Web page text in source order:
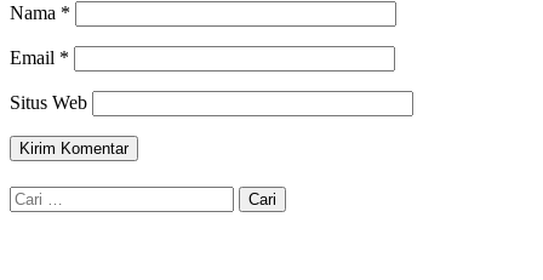
Nama *
Email *
Situs Web
Cari
untuk: